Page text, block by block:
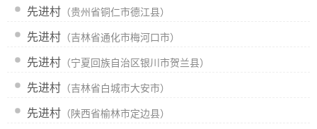
先进村 （贵州省铜仁市德江县）
先进村 （吉林省通化市梅河口市）
先进村 （宁夏回族自治区银川市贺兰县）
先进村 （吉林省白城市大安市）
先进村 （陕西省榆林市定边县）